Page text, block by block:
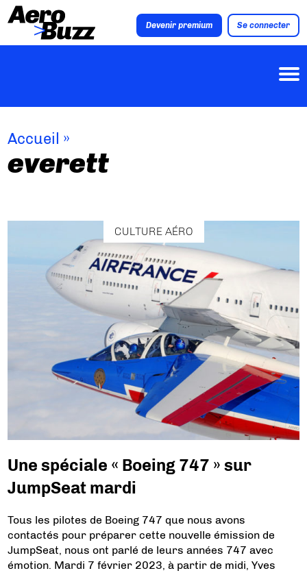
Devenir premium Se connecter
Accueil »
everett
CULTURE AÉRO
Une spéciale « Boeing 747 » sur
JumpSeat mardi
Tous les pilotes de Boeing 747 que nous avons
contactés pour préparer cette nouvelle émission de
JumpSeat, nous ont parlé de leurs années 747 avec
émotion. Mardi 7 février 2023, à partir de midi, Yves